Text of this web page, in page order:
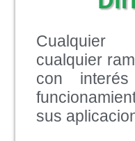
Cualquier
cualquier
con
sus